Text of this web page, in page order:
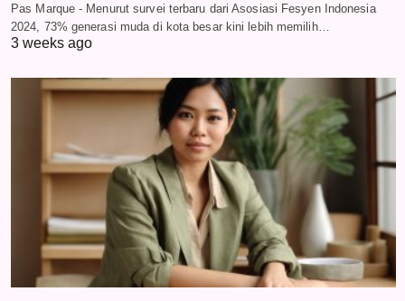
Pas Marque - Menurut survei terbaru dari Asosiasi Fesyen Indonesia
2024, 73% generasi muda di kota besar kini lebih memilih…
3 weeks ago